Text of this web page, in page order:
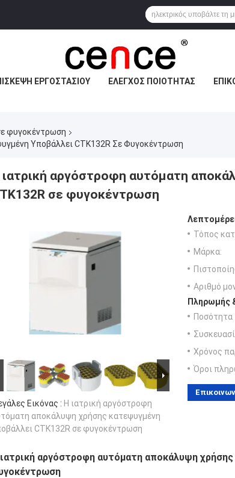
ΕΡΓΟΣΤΑΣΊΟΥ ΈΛΕΓΧΟΣ ΠΟΙΌΤΗΤΑΣ
φυγοκέντρωση
Υποβάλλει CTK132R Σε Φυγοκέντρωση
αργόστροφη αυτόματη
σε φυγοκέντρωση
Εικόνας : Η ιατρική αργόστροφη
αποκάλυψη χρήσης κατεψυγμένη
CTK132R σε φυγοκέντρωση
Τόπος
Μάρκα:
Αριθμό
Πληρωμής
Ποσότητα
Χρόνος
Όροι
αργόστροφη αυτόματη αποκάλυψη